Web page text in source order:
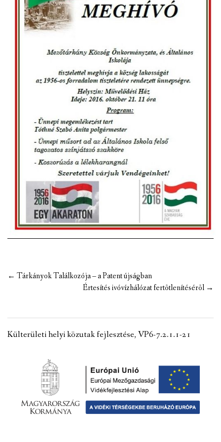
KÉPVISELŐ-TESTÜLET
NEMZETISÉGI ÖNKORMÁNYZAT
HIRDETMÉNYEK
ÓVODA ÉS MINI BÖLCSŐDE
Post
← Tárkányok Találkozója – a Patent újságban
Értesítés ivóvízhálózat fertõtlenítésérõl →
Külterületi helyi közutak fejlesztése, VP6-7.2.1.1-21